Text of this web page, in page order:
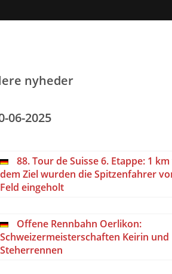
nyheder
06-2025
88. Tour de Suisse 6. Etappe: 1
dem Ziel wurden die Spitzenfahrer
Feld eingeholt
Offene Rennbahn Oerlikon:
Schweizermeisterschaften Keirin und
Steherrennen